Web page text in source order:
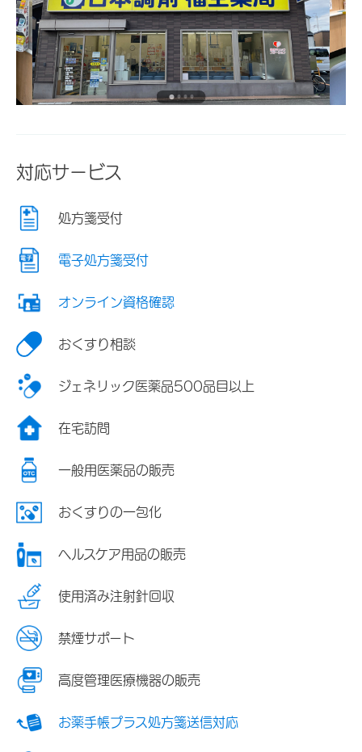
対応サービス
処方箋受付
電子処方箋受付
オンライン資格確認
おくすり相談
ジェネリック医薬品500品目以上
在宅訪問
一般用医薬品の販売
おくすりの一包化
ヘルスケア用品の販売
使用済み注射針回収
禁煙サポート
高度管理医療機器の販売
お薬手帳プラス処方箋送信対応